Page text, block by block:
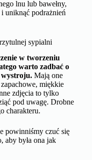
lnu lub bawełny,
uniknąć podrażnień
sypialni
w tworzeniu
warto zadbać o
wystroju.Mają one
miękkie
zdjęcia to tylko
pod uwagę. Drobne
charakteru.
powinniśmy czuć się
aby była ona jak